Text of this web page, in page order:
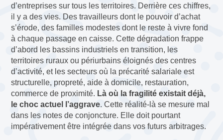
d’entreprises sur tous les territoires. Derrière ces chiffres,
il y a des vies. Des travailleurs dont le pouvoir d’achat
s’érode, des familles modestes dont le reste à vivre fond
à chaque passage en caisse. Cette dégradation frappe
d’abord les bassins industriels en transition, les
territoires ruraux ou périurbains éloignés des centres
d’activité, et les secteurs où la précarité salariale est
structurelle, propreté, aide à domicile, restauration,
commerce de proximité. Là où la fragilité existait déjà,
le choc actuel l’aggrave. Cette réalité-là se mesure mal
dans les notes de conjoncture. Elle doit pourtant
impérativement être intégrée dans vos futurs arbitrages.